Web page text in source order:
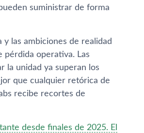
suministrar de forma
y las ambiciones de realidad
pérdida operativa. Las
la unidad ya superan los
que cualquier retórica de
recibe recortes de
desde finales de 2025. El